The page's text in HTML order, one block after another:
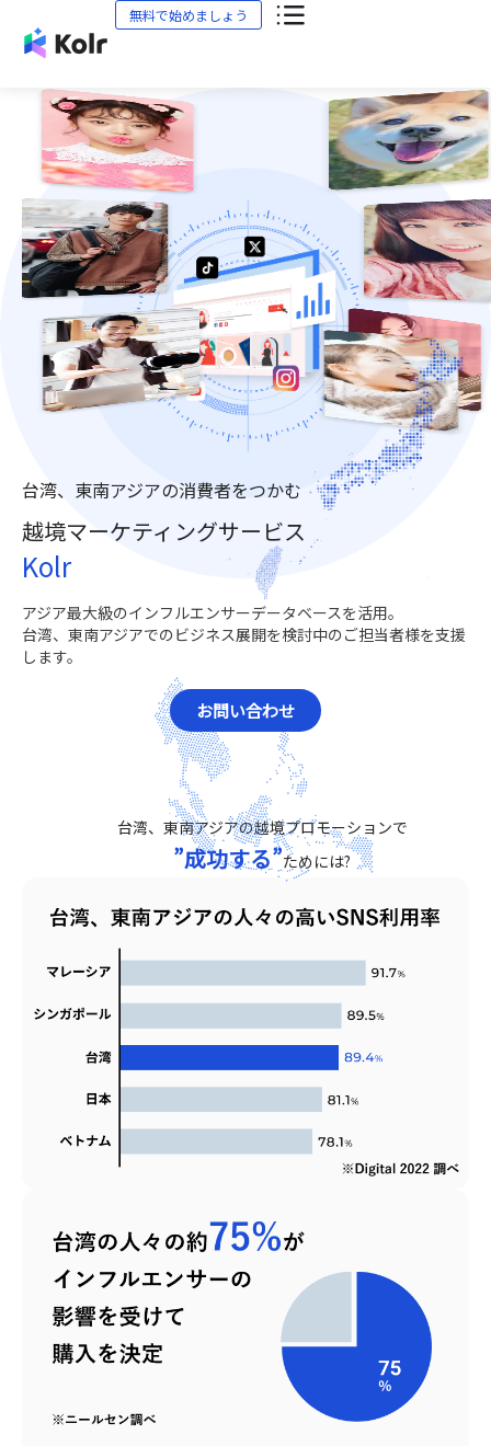
無料で始めましょう
台湾、東南アジアの消費者をつかむ
越境マーケティングサービス
Kolr
アジア最大級のインフルエンサーデータベースを活用。
台湾、東南アジアでのビジネス展開を検討中のご担当者様を支援
します。
お問い合わせ
台湾、東南アジアの越境プロモーションで
”成功する”ためには?